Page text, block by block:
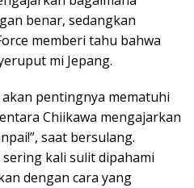
benar, sedangkan
memberi tahu bahwa
mi Jepang.
pentingnya mematuhi
Chiikawa mengajarkan
saat bersulang.
kali sulit dipahami
dengan cara yang